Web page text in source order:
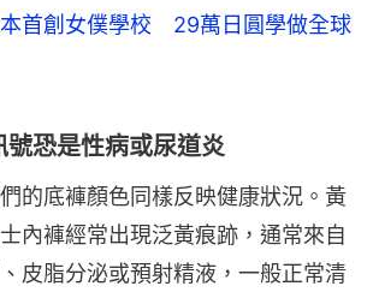
首創女僕學校 29萬日圓學做全球
恐是性病或尿道炎
的底褲顏色同樣反映健康狀況。黃
內褲經常出現泛黃痕跡，通常來自
皮脂分泌或預射精液，一般正常清